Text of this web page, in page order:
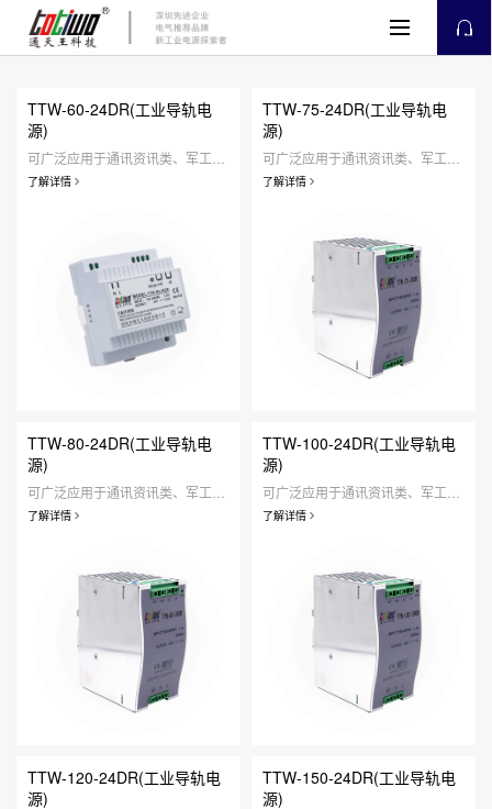
TTW-60-24DR(工业导轨电
源)
了解详情
TTW-75-24DR(工业导轨电
源)
了解详情
TTW-80-24DR(工业导轨电
源)
了解详情
TTW-100-24DR(工业导轨电
源)
了解详情
TTW-120-24DR(工业导轨电
源)
TTW-150-24DR(工业导轨电
源)